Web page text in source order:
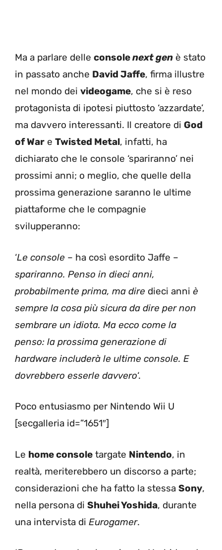
Ma a parlare delle consolenext gen è stato
in passato anche David Jaffe, firma illustre
nel mondo dei videogame, che si è reso
protagonista di ipotesi piuttosto ‘azzardate’,
ma davvero interessanti. Il creatore di God
of War e Twisted Metal, infatti, ha
dichiarato che le console ‘spariranno’ nei
prossimi anni; o meglio, che quelle della
prossima generazione saranno le ultime
piattaforme che le compagnie
svilupperanno:
‘Le console – ha così esordito Jaffe –
spariranno. Penso in dieci anni,
probabilmente prima, ma dire dieci anni è
sempre la cosa più sicura da dire per non
sembrare un idiota. Ma ecco come la
penso: la prossima generazione di
hardware includerà le ultime console. E
dovrebbero esserle davvero‘.
Poco entusiasmo per Nintendo Wii U
[secgalleria id=”1651″]
Le home console targate Nintendo, in
realtà, meriterebbero un discorso a parte;
considerazioni che ha fatto la stessa Sony,
nella persona di Shuhei Yoshida, durante
una intervista di Eurogamer.